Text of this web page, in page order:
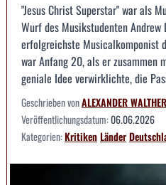
"Jesus Christ Superstar" war als
Wurf des Musikstudenten Andrew
erfolgreichste Musicalkomponist
war Anfang 20, als er zusammen
geniale Idee verwirklichte, die
Geschrieben vonALEXANDER WALTHER
Veröffentlichungsdatum:06.06.2026
Kategorien:KritikenLänder